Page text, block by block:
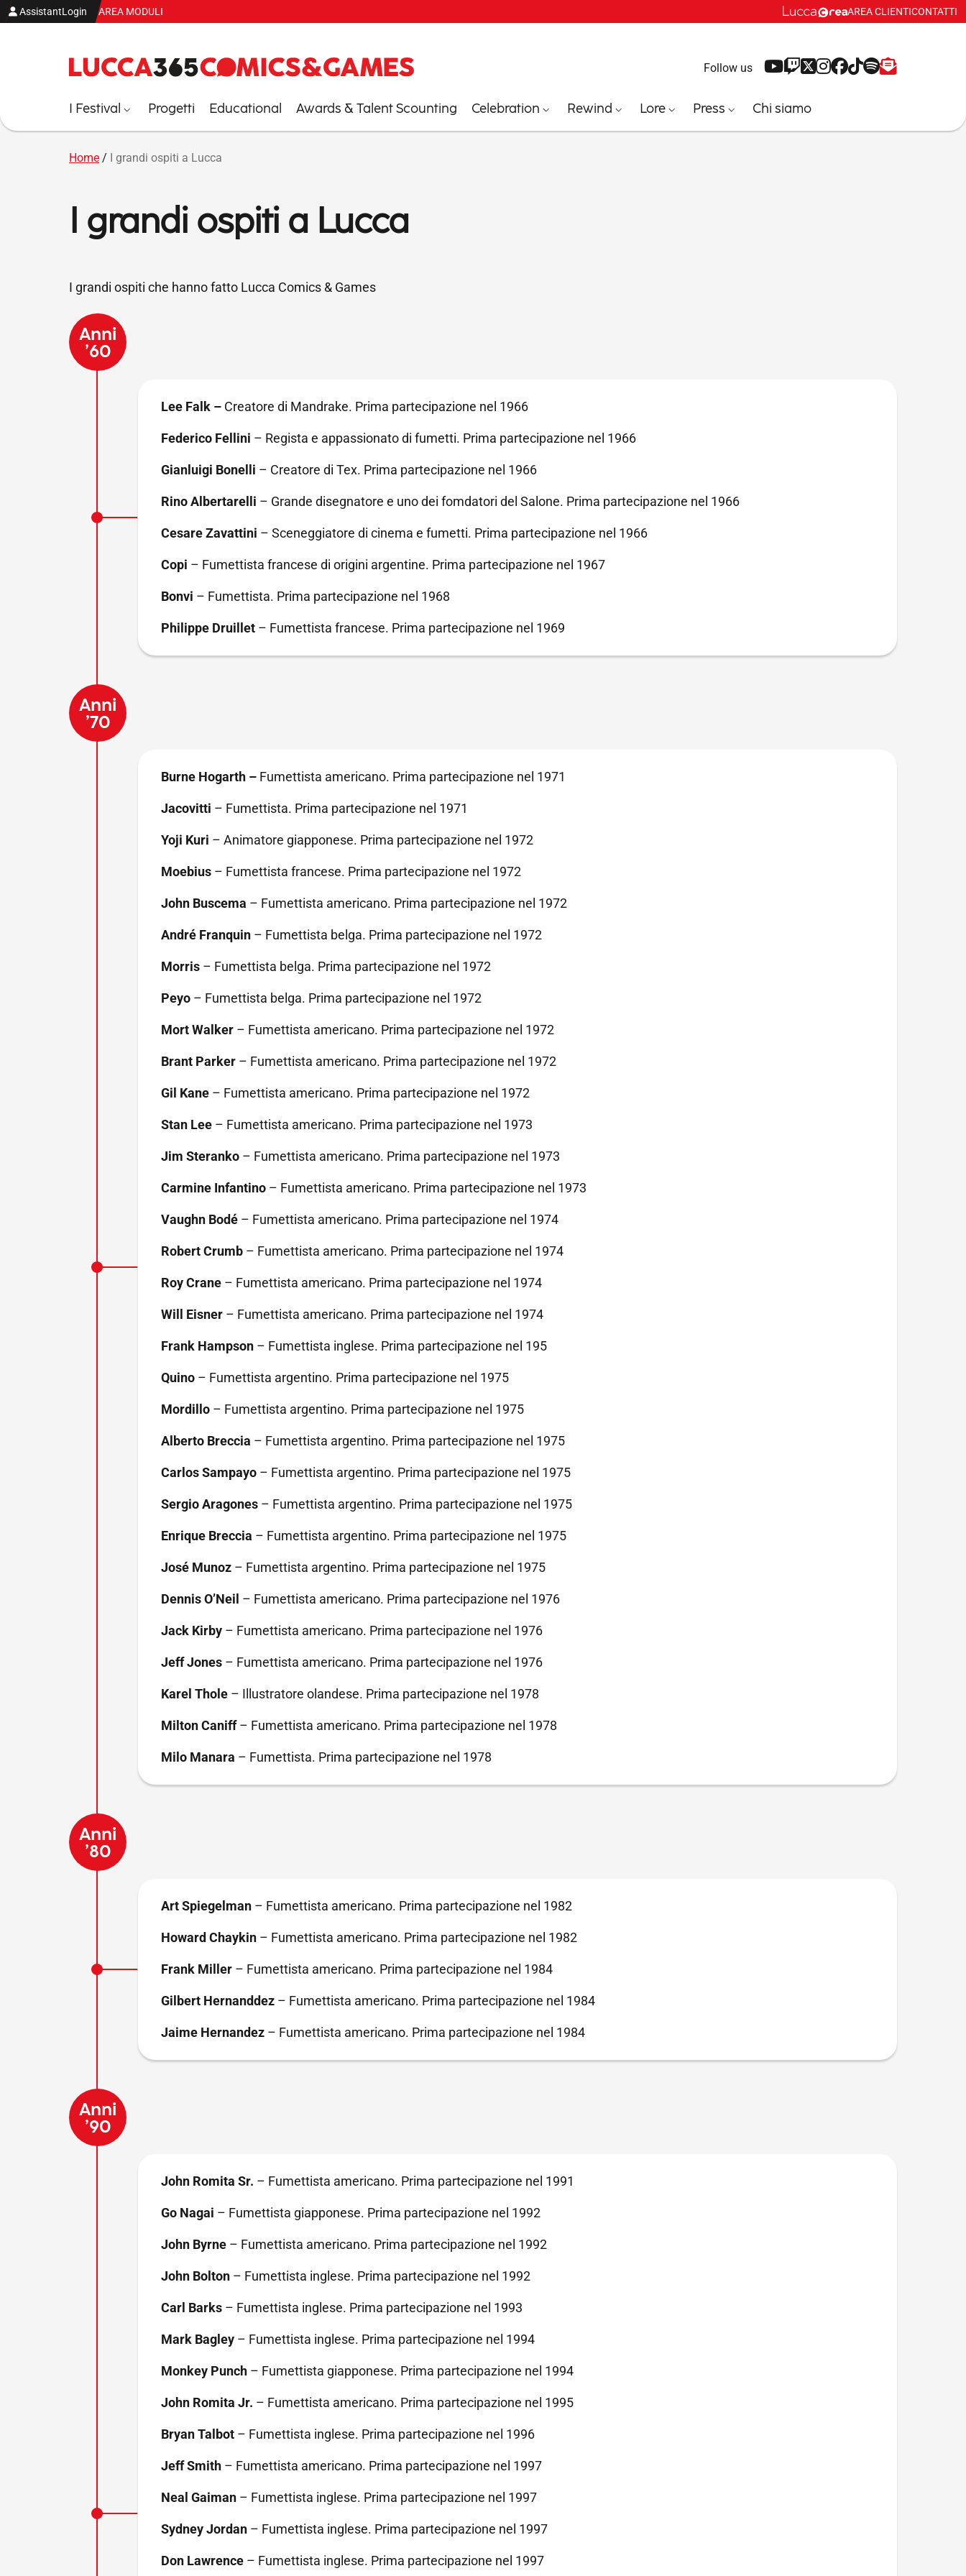
Vai al contenuto
AssistantLogin AREA MODULI AREA CLIENTICONTATTI
Follow us YouTube
Twitch
X Instagram
Facebook
Tiktok
SpotifyNewsletter
I Festival Progetti Educational Awards & Talent Scounting Celebration Rewind Lore Press Chi siamo
Home / I grandi ospiti a Lucca
I grandi ospiti a Lucca
I grandi ospiti che hanno fatto Lucca Comics & Games
Anni
’60
Lee Falk – Creatore di Mandrake. Prima partecipazione nel 1966
Federico Fellini – Regista e appassionato di fumetti. Prima partecipazione nel 1966
Gianluigi Bonelli – Creatore di Tex. Prima partecipazione nel 1966
Rino Albertarelli – Grande disegnatore e uno dei fomdatori del Salone. Prima partecipazione nel 1966
Cesare Zavattini – Sceneggiatore di cinema e fumetti. Prima partecipazione nel 1966
Copi – Fumettista francese di origini argentine. Prima partecipazione nel 1967
Bonvi – Fumettista. Prima partecipazione nel 1968
Philippe Druillet – Fumettista francese. Prima partecipazione nel 1969
Anni
’70
Burne Hogarth – Fumettista americano. Prima partecipazione nel 1971
Jacovitti – Fumettista. Prima partecipazione nel 1971
Yoji Kuri – Animatore giapponese. Prima partecipazione nel 1972
Moebius – Fumettista francese. Prima partecipazione nel 1972
John Buscema – Fumettista americano. Prima partecipazione nel 1972
André Franquin – Fumettista belga. Prima partecipazione nel 1972
Morris – Fumettista belga. Prima partecipazione nel 1972
Peyo – Fumettista belga. Prima partecipazione nel 1972
Mort Walker – Fumettista americano. Prima partecipazione nel 1972
Brant Parker – Fumettista americano. Prima partecipazione nel 1972
Gil Kane – Fumettista americano. Prima partecipazione nel 1972
Stan Lee – Fumettista americano. Prima partecipazione nel 1973
Jim Steranko – Fumettista americano. Prima partecipazione nel 1973
Carmine Infantino – Fumettista americano. Prima partecipazione nel 1973
Vaughn Bodé – Fumettista americano. Prima partecipazione nel 1974
Robert Crumb – Fumettista americano. Prima partecipazione nel 1974
Roy Crane – Fumettista americano. Prima partecipazione nel 1974
Will Eisner – Fumettista americano. Prima partecipazione nel 1974
Frank Hampson – Fumettista inglese. Prima partecipazione nel 195
Quino – Fumettista argentino. Prima partecipazione nel 1975
Mordillo – Fumettista argentino. Prima partecipazione nel 1975
Alberto Breccia – Fumettista argentino. Prima partecipazione nel 1975
Carlos Sampayo – Fumettista argentino. Prima partecipazione nel 1975
Sergio Aragones – Fumettista argentino. Prima partecipazione nel 1975
Enrique Breccia – Fumettista argentino. Prima partecipazione nel 1975
José Munoz – Fumettista argentino. Prima partecipazione nel 1975
Dennis O’Neil – Fumettista americano. Prima partecipazione nel 1976
Jack Kirby – Fumettista americano. Prima partecipazione nel 1976
Jeff Jones – Fumettista americano. Prima partecipazione nel 1976
Karel Thole – Illustratore olandese. Prima partecipazione nel 1978
Milton Caniff– Fumettista americano. Prima partecipazione nel 1978
Milo Manara – Fumettista. Prima partecipazione nel 1978
Anni
’80
Art Spiegelman – Fumettista americano. Prima partecipazione nel 1982
Howard Chaykin – Fumettista americano. Prima partecipazione nel 1982
Frank Miller – Fumettista americano. Prima partecipazione nel 1984
Gilbert Hernanddez – Fumettista americano. Prima partecipazione nel 1984
Jaime Hernandez – Fumettista americano. Prima partecipazione nel 1984
Anni
’90
John Romita Sr. – Fumettista americano. Prima partecipazione nel 1991
Go Nagai – Fumettista giapponese. Prima partecipazione nel 1992
John Byrne – Fumettista americano. Prima partecipazione nel 1992
John Bolton – Fumettista inglese. Prima partecipazione nel 1992
Carl Barks – Fumettista inglese. Prima partecipazione nel 1993
Mark Bagley – Fumettista inglese. Prima partecipazione nel 1994
Monkey Punch – Fumettista giapponese. Prima partecipazione nel 1994
John Romita Jr. – Fumettista americano. Prima partecipazione nel 1995
Bryan Talbot – Fumettista inglese. Prima partecipazione nel 1996
Jeff Smith – Fumettista americano. Prima partecipazione nel 1997
Neal Gaiman – Fumettista inglese. Prima partecipazione nel 1997
Sydney Jordan – Fumettista inglese. Prima partecipazione nel 1997
Don Lawrence – Fumettista inglese. Prima partecipazione nel 1997